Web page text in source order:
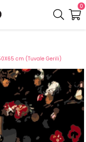
0
cm (Tuvale Gerili)